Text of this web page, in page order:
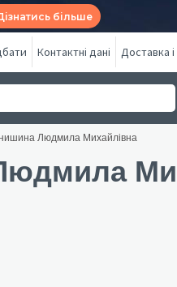
більше
Контактні дані Доставка
Людмила Михайлівна